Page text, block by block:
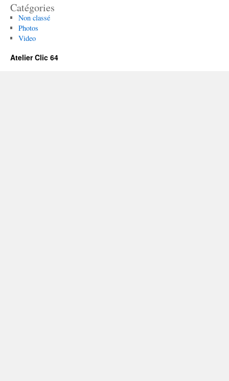
Catégories
Non classé
Photos
Video
Atelier Clic 64